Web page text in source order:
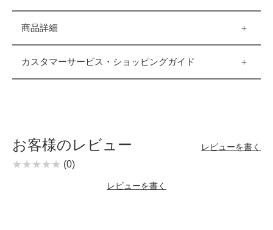
商品詳細
カスタマーサービス・ショッピングガイド
お客様のレビュー レビューを書く
(0)
レビューを書く